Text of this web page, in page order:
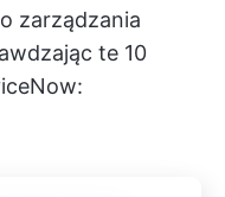
zarządzania
te 10